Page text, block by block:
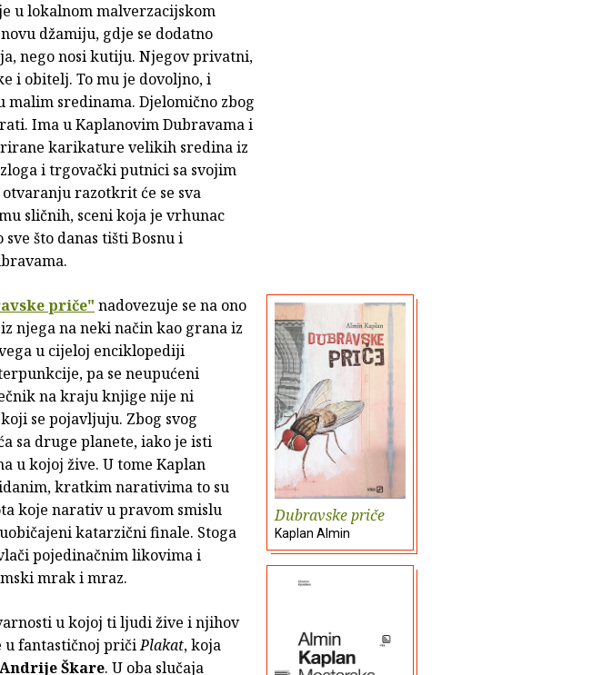
u lokalnom malverzacijskom
džamiju, gdje se dodatno
nego nosi kutiju. Njegov privatni,
i obitelj. To mu je dovoljno, i
sredinama. Djelomično zbog
Ima u Kaplanovim Dubravama i
karikature velikih sredina iz
i trgovački putnici sa svojim
razotkrit će se sva
sličnih, sceni koja je vrhunac
što danas tišti Bosnu i
Dubravske priče
Kaplan Almin
priče" nadovezuje se na ono
njega na neki način kao grana iz
u cijeloj enciklopediji
pa se neupućeni
na kraju knjige nije ni
se pojavljuju. Zbog svog
sa druge planete, iako je isti
u kojoj žive. U tome Kaplan
kratkim narativima to su
koje narativ u pravom smislu
katarzični finale. Stoga
pojedinačnim likovima i
mrak i mraz.
u kojoj ti ljudi žive i njihov
u fantastičnoj pričiPlakat, koja
Andrije Škare. U oba slučaja